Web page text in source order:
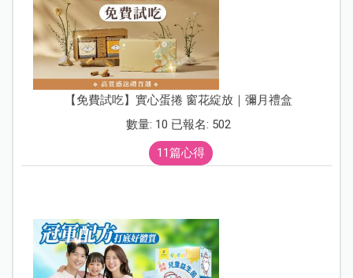
【免費試吃】實心蛋捲 窗花綻放｜彌月禮盒
數量: 10 已報名: 502
11篇心得